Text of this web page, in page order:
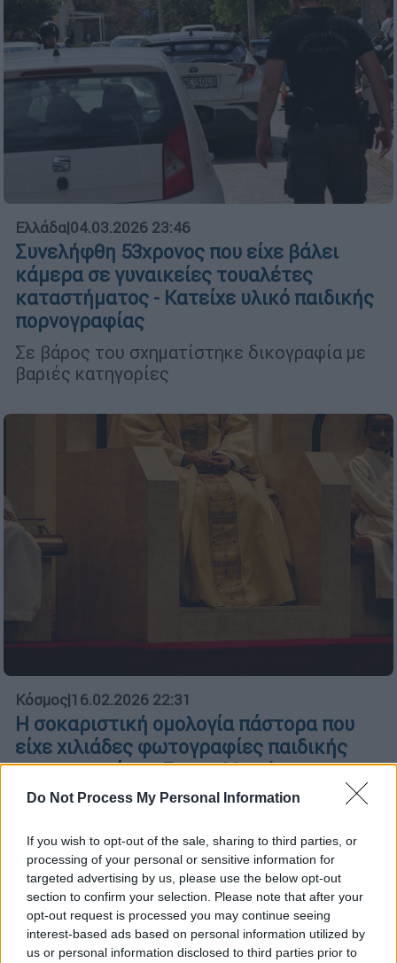
Do Not Process My Personal Information
If you wish to opt-out of the sale, sharing to third parties, or
processing of your personal or sensitive information for
targeted advertising by us, please use the below opt-out
section to confirm your selection. Please note that after your
opt-out request is processed you may continue seeing
interest-based ads based on personal information utilized by
us or personal information disclosed to third parties prior to
Ελλάδα|04.03.2026 23:46
Συνελήφθη 53χρονος που είχε βάλει
κάμερα σε γυναικείες τουαλέτες
καταστήματος - Κατείχε υλικό παιδικής
πορνογραφίας
Σε βάρος του σχηματίστηκε δικογραφία με
βαριές κατηγορίες
Κόσμος|16.02.2026 22:31
Η σοκαριστική ομολογία πάστορα που
είχε χιλιάδες φωτογραφίες παιδικής
πορνογραφίας: «Σαν συλλογή με
γραμματόσημα»
εικόνες θεωρήθηκε πως εμπίπτουν στη
σοβαρότερη κατηγορία, καθώς απεικόνιζαν
σκηνές βίας ή εξαναγκασμού